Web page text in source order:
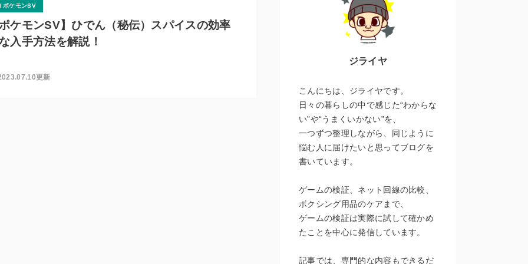
ポケモンSV
ケモンSV】ひでん（秘伝）スパイスの効率
入手方法を解説！
更新
ジライヤ
こんにちは、ジライヤです。
日々の暮らしの中で感じた“わからな
い”や“うまくいかない”を、
一つずつ整理しながら、同じように
悩む人に届けたいと思ってブログを
書いています。
ゲームの検証、ネット回線の比較、
ボクシング用品のケアまで、
ゲームの検証は実際に試して確かめ
たことを中心に発信しています。
記事では、専門的な内容もできるだ